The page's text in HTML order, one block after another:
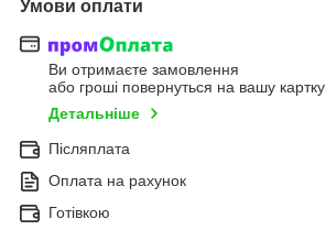
Умови оплати
Ви отримаєте замовлення
або гроші повернуться на вашу картку
Детальніше
Післяплата
Оплата на рахунок
Готівкою